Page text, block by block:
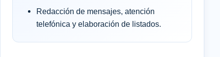
Redacción de mensajes, atención
telefónica y elaboración de listados.